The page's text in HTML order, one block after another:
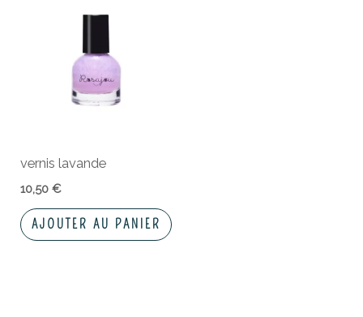
vernis lavande
10,50€
AJOUTER AU PANIER